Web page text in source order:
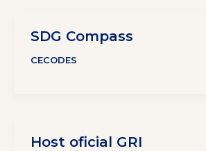
SDG Compass
CECODES
Host oficial GRI